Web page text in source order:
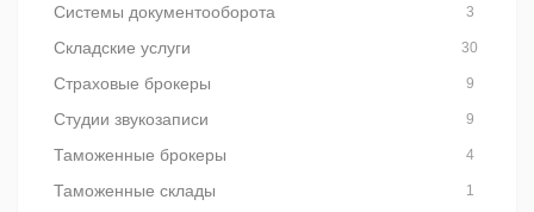
Системы документооборота 3
Складские услуги 30
Страховые брокеры 9
Студии звукозаписи 9
Таможенные брокеры 4
Таможенные склады 1